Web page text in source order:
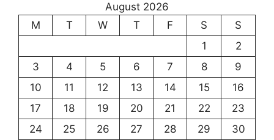
August 2026
M
T W T F S
S
1
2
3
4 5 6 7 8
9
10
11 12 13 14 15
16
17
18 19 20 21 22
23
24
25 26 27 28 29 30